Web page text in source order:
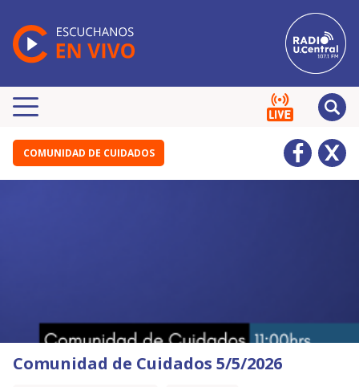
COMUNIDAD DE CUIDADOS
Comunidad de Cuidados 5/5/2026